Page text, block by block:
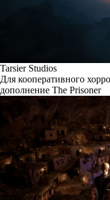
Tarsier Studios
Для кооперативного
дополнение The Prisoner